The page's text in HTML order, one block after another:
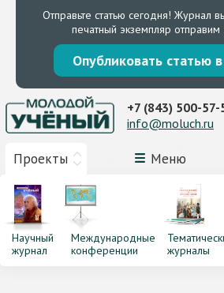
Отправьте статью сегодня! Журнал
печатный экземпляр отправим
Опубликовать статью
Проекты Меню
+7 (843) 500-57-
info@moluch.ru
Научный
журнал
Международные
конференции
журналы